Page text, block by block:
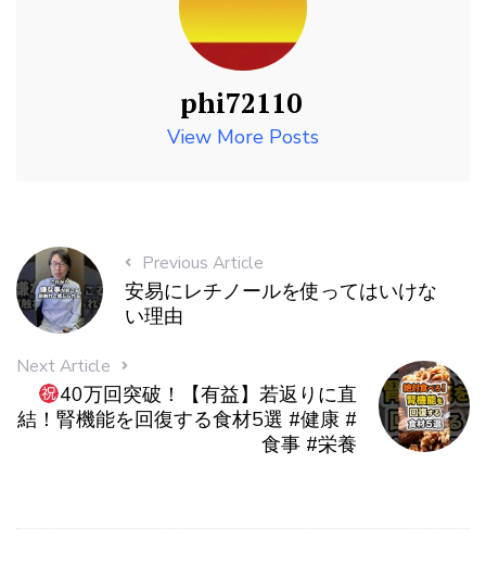
phi72110
View More Posts
Previous Article
安易にレチノールを使ってはいけな
い理由
Next Article
40万回突破！【有益】若返りに直
結！腎機能を回復する食材5選 #健康 #
食事 #栄養